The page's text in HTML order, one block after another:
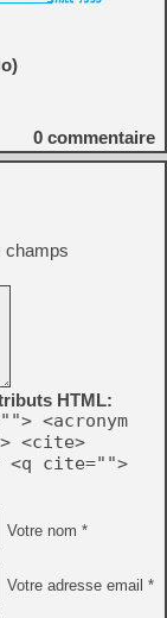
0 commentaire
champs
HTML:
<acronym
<cite>
<q cite="">
Votre nom *
Votre adresse email *